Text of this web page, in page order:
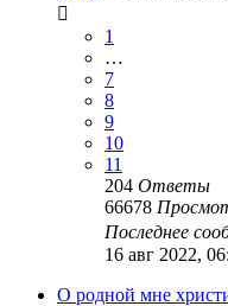
1
…
7
8
9
10
11
204 Ответы
66678
Последнее
16 авг 2022,
О родной мне